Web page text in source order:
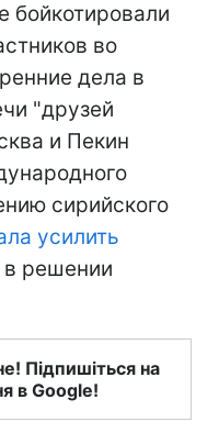
бойкотировали
во
дела в
"друзей
и Пекин
сирийского
усилить
в решении
Підпишіться на
в Google!